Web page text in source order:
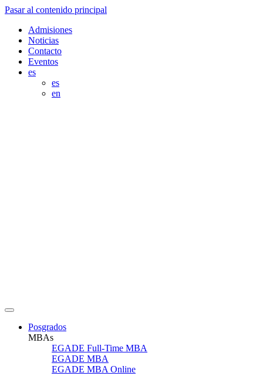
Pasar al contenido principal
Admisiones
Noticias
Contacto
Eventos
es
es
en
Posgrados
MBAs
EGADE Full-Time MBA
EGADE MBA
EGADE MBA Online